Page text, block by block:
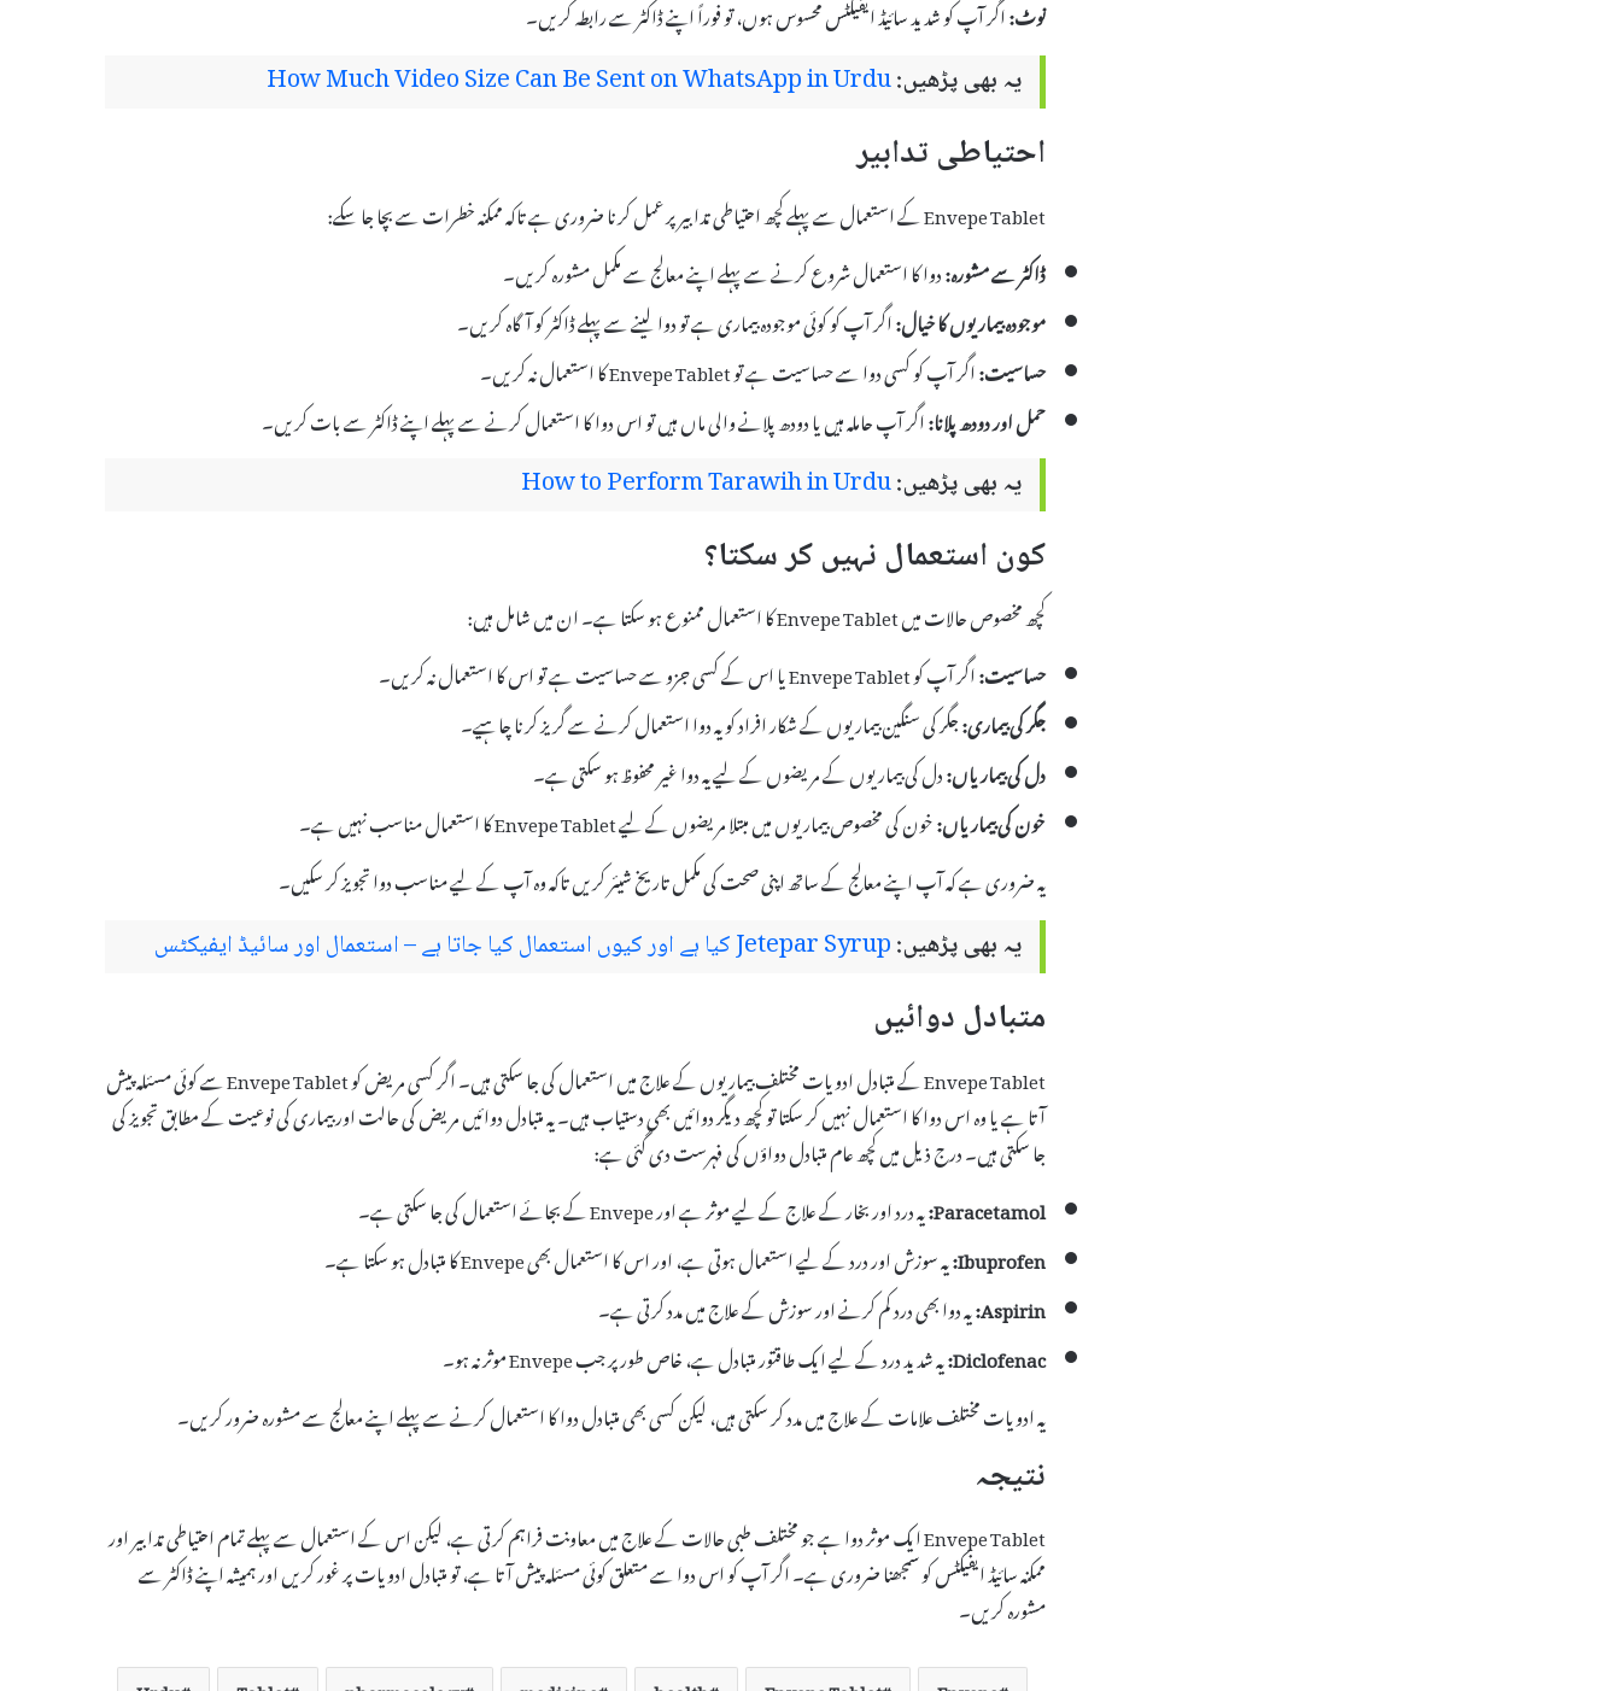
نوٹ:اگر آپ کو شدید سائیڈ ایفیکٹس محسوس ہوں، تو فوراً اپنے ڈاکٹر سے رابطہ کریں۔
یہ بھی پڑھیں:How Much Video Size Can Be Sent on WhatsApp in Urdu
احتیاطی تدابیر
Envepe Tablet کے استعمال سے پہلے کچھ احتیاطی تدابیر پر عمل کرنا ضروری ہے تاکہ ممکنہ خطرات سے بچا جا سکے:
ڈاکٹر سے مشورہ:دوا کا استعمال شروع کرنے سے پہلے اپنے معالج سے مکمل مشورہ کریں۔
موجودہ بیماریوں کا خیال:اگر آپ کو کوئی موجودہ بیماری ہے تو دوا لینے سے پہلے ڈاکٹر کو آگاہ کریں۔
حساسیت:اگر آپ کو کسی دوا سے حساسیت ہے تو Envepe Tablet کا استعمال نہ کریں۔
حمل اور دودھ پلانا:اگر آپ حاملہ ہیں یا دودھ پلانے والی ماں ہیں تو اس دوا کا استعمال کرنے سے پہلے اپنے ڈاکٹر سے بات کریں۔
یہ بھی پڑھیں:How to Perform Tarawih in Urdu
کون استعمال نہیں کر سکتا؟
کچھ مخصوص حالات میں Envepe Tablet کا استعمال ممنوع ہو سکتا ہے۔ ان میں شامل ہیں:
حساسیت:اگر آپ کو Envepe Tablet یا اس کے کسی جزو سے حساسیت ہے تو اس کا استعمال نہ کریں۔
جگر کی بیماری:جگر کی سنگین بیماریوں کے شکار افراد کو یہ دوا استعمال کرنے سے گریز کرنا چاہیے۔
دل کی بیماریاں:دل کی بیماریوں کے مریضوں کے لیے یہ دوا غیر محفوظ ہو سکتی ہے۔
خون کی بیماریاں:خون کی مخصوص بیماریوں میں مبتلا مریضوں کے لیے Envepe Tablet کا استعمال مناسب نہیں ہے۔
یہ ضروری ہے کہ آپ اپنے معالج کے ساتھ اپنی صحت کی مکمل تاریخ شیئر کریں تاکہ وہ آپ کے لیے مناسب دوا تجویز کر سکیں۔
یہ بھی پڑھیں:Jetepar Syrup کیا ہے اور کیوں استعمال کیا جاتا ہے – استعمال اور سائیڈ ایفیکٹس
متبادل دوائیں
Envepe Tablet کے متبادل ادویات مختلف بیماریوں کے علاج میں استعمال کی جا سکتی ہیں۔ اگر کسی مریض کو Envepe Tablet سے کوئی مسئلہ پیش
آتا ہے یا وہ اس دوا کا استعمال نہیں کر سکتا تو کچھ دیگر دوائیں بھی دستیاب ہیں۔ یہ متبادل دوائیں مریض کی حالت اور بیماری کی نوعیت کے مطابق تجویز کی
جا سکتی ہیں۔ درج ذیل میں کچھ عام متبادل دواؤں کی فہرست دی گئی ہے:
Paracetamol:یہ درد اور بخار کے علاج کے لیے موثر ہے اور Envepe کے بجائے استعمال کی جا سکتی ہے۔
Ibuprofen:یہ سوزش اور درد کے لیے استعمال ہوتی ہے، اور اس کا استعمال بھی Envepe کا متبادل ہو سکتا ہے۔
Aspirin:یہ دوا بھی درد کم کرنے اور سوزش کے علاج میں مدد کرتی ہے۔
Diclofenac:یہ شدید درد کے لیے ایک طاقتور متبادل ہے، خاص طور پر جب Envepe موثر نہ ہو۔
یہ ادویات مختلف علامات کے علاج میں مدد کر سکتی ہیں، لیکن کسی بھی متبادل دوا کا استعمال کرنے سے پہلے اپنے معالج سے مشورہ ضرور کریں۔
نتیجہ
Envepe Tablet ایک موثر دوا ہے جو مختلف طبی حالات کے علاج میں معاونت فراہم کرتی ہے، لیکن اس کے استعمال سے پہلے تمام احتیاطی تدابیر اور
ممکنہ سائیڈ ایفیکٹس کو سمجھنا ضروری ہے۔ اگر آپ کو اس دوا سے متعلق کوئی مسئلہ پیش آتا ہے، تو متبادل ادویات پر غور کریں اور ہمیشہ اپنے ڈاکٹر سے
مشورہ کریں۔